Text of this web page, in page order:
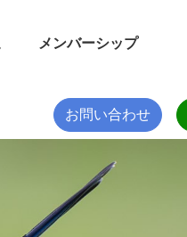
メンバーシップ
お問い合わせ
メンバーシップ
お問い合わせ